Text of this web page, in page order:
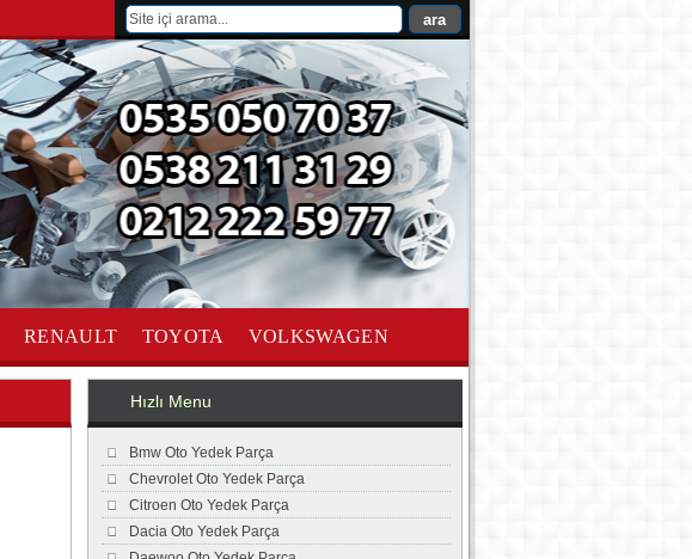
RENAULT TOYOTA VOLKSWAGEN
Hızlı Menu
Bmw Oto Yedek Parça
Chevrolet Oto Yedek Parça
Citroen Oto Yedek Parça
Dacia Oto Yedek Parça